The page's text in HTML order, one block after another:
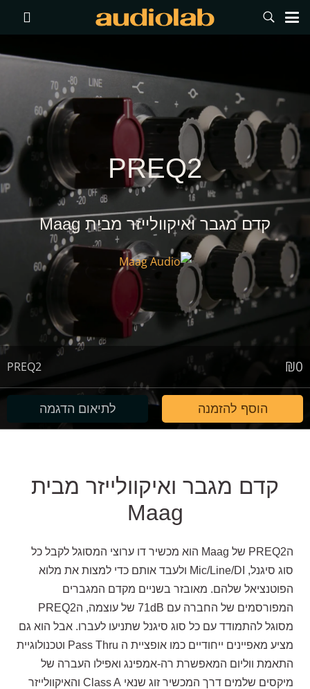
PREQ2
קדם מגבר ואיקוולייזר מבית Maag
₪0
PREQ2
הוסף להזמנה לתיאום הדגמה
קדם מגבר ואיקוולייזר מבית
Maag
הPREQ2 של Maag הוא מכשיר דו ערוצי המסוגל לקבל כל
סוג סיגנל, Mic/Line/DI ולעבד אותם כדי למצות את מלוא
הפוטנציאל שלהם. מאובזר בשניים מקדם המגברים
המפורסמים של החברה עם 71dB של עוצמה, הPREQ2
מסוגל להתמודד עם כל סוג סיגנל שתניעו לעברו. אבל הוא גם
מציע מאפיינים ייחודיים כמו אופציית ה Pass Thru וטכנולוגיית
התאמת ווליום המאפשרת רה-אמפינג ואפילו העברה של
מיקסים שלמים דרך המכשיר זוג שנאי Class A והאיקוולייזר